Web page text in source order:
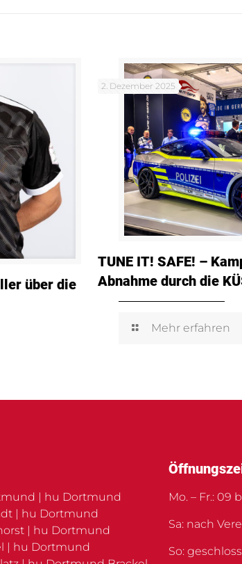
über die
2. Dezember 2025
TUNE IT! SAFE! –
Abnahme durch die
Mehr erfahren
| hu Dortmund
| hu Dortmund
| hu Dortmund
| hu Dortmund
Mo. – Fr.: 09
Sa: nach
So: